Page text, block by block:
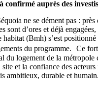
confirmé auprès des
ne se dément pas :
sont d’ores et déjà engagées,
habitat (Bmh) s’est
du programme. Ce
du logement de la
site et la confiance des
ambitieux, durable et humain.